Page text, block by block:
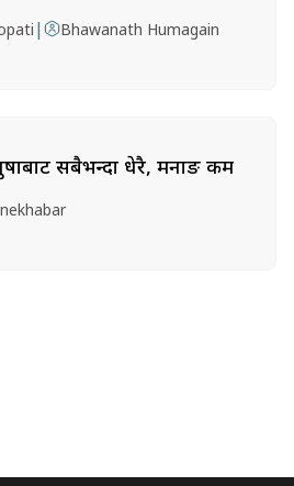
| Bhawanath Humagain
सबैभन्दा धेरै, मनाङ कम